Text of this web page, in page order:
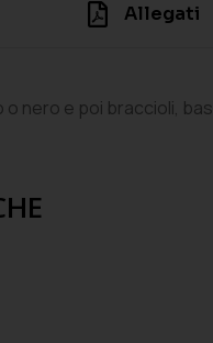
Allegati
o nero e poi braccioli,